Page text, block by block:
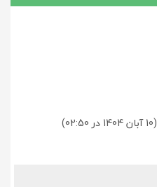
(10 آبان 1404 در 02:50)